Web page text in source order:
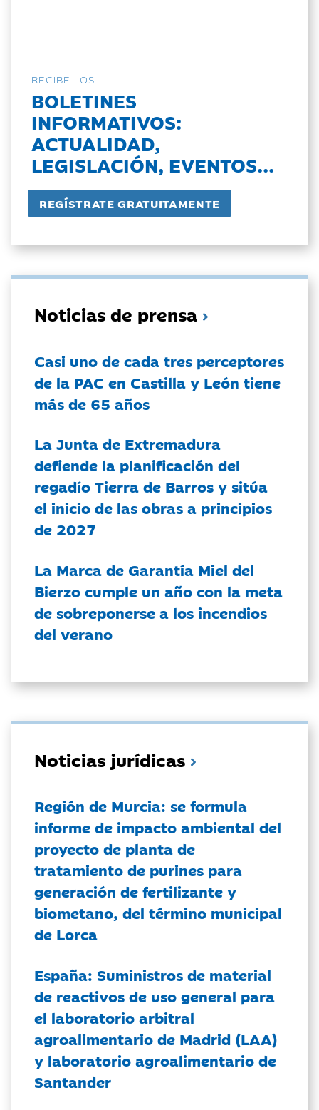
RECIBE LOS
BOLETINES
INFORMATIVOS:
ACTUALIDAD,
LEGISLACIÓN, EVENTOS...
Noticias de prensa
Casi uno de cada tres perceptores
de la PAC en Castilla y León tiene
más de 65 años
La Junta de Extremadura
defiende la planificación del
regadío Tierra de Barros y sitúa
el inicio de las obras a principios
de 2027
La Marca de Garantía Miel del
Bierzo cumple un año con la meta
de sobreponerse a los incendios
del verano
Noticias jurídicas
Región de Murcia: se formula
informe de impacto ambiental del
proyecto de planta de
tratamiento de purines para
generación de fertilizante y
biometano, del término municipal
de Lorca
España: Suministros de material
de reactivos de uso general para
el laboratorio arbitral
agroalimentario de Madrid (LAA)
y laboratorio agroalimentario de
Santander